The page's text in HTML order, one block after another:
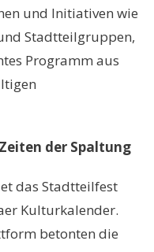
und Initiativen wie
Stadtteilgruppen,
Programm aus
der Spaltung
das Stadtteilfest
Kulturkalender.
betonten die